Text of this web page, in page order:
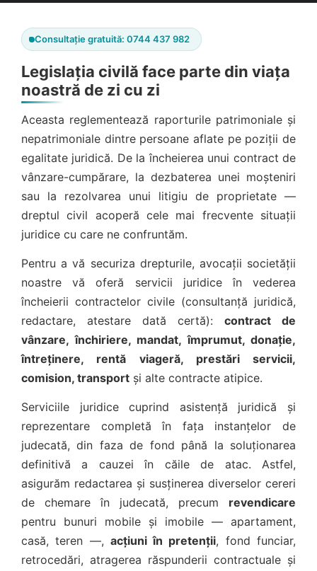
Consultație gratuită: 0744 437 982
Legislația civilă face parte din viața
noastră de zi cu zi
Aceasta reglementează raporturile patrimoniale și
nepatrimoniale dintre persoane aflate pe poziții de
egalitate juridică. De la încheierea unui contract de
vânzare-cumpărare, la dezbaterea unei moșteniri
sau la rezolvarea unui litigiu de proprietate —
dreptul civil acoperă cele mai frecvente situații
juridice cu care ne confruntăm.
Pentru a vă securiza drepturile, avocații societății
noastre vă oferă servicii juridice în vederea
încheierii contractelor civile (consultanță juridică,
redactare, atestare dată certă): contract de
vânzare, închiriere, mandat, împrumut, donație,
întreținere, rentă viageră, prestări servicii,
comision, transport și alte contracte atipice.
Serviciile juridice cuprind asistență juridică și
reprezentare completă în fața instanțelor de
judecată, din faza de fond până la soluționarea
definitivă a cauzei în căile de atac. Astfel,
asigurăm redactarea și susținerea diverselor cereri
de chemare în judecată, precum revendicare
pentru bunuri mobile și imobile — apartament,
casă, teren —, acțiuni în pretenții, fond funciar,
retrocedări, atragerea răspunderii contractuale și